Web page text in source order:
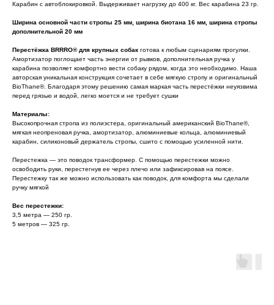
Карабин с автоблокировкой. Выдерживает нагрузку до 400 кг. Вес карабина 23 гр.
Ширина основной части стропы 25 мм, ширина биотана 16 мм, ширина стропы
дополнительной 20 мм
Перестёжка BRRRO® для крупных собак готова к любым сценариям прогулки.
Амортизатор поглощает часть энергии от рывков, дополнительная ручка у
карабина позволяет комфортно вести собаку рядом, когда это необходимо. Наша
авторская уникальная конструкция сочетает в себе мягкую стропу и оригинальный
BioThane®. Благодаря этому решению самая маркая часть перестёжки неуязвима
перед грязью и водой, легко моется и не требует сушки
Материалы:
Высокопрочная стропа из полиэстера, оригинальный американский BioThane®,
мягкая неопреновая ручка, амортизатор, алюминиевые кольца, алюминиевый
карабин, силиконовый держатель стропы, сшито с помощью усиленной нити.
Перестежка — это поводок трансформер. С помощью перестежки можно
освободить руки, перестегнув ее через плечо или зафиксировав на поясе.
Перестежку так же можно использовать как поводок, для комфорта мы сделали
ручку мягкой
Вес перестежки:
3,5 метра — 250 гр.
5 метров — 325 гр.